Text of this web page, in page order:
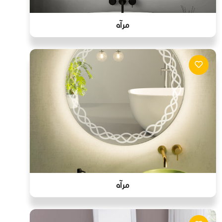
مرآه
مرآه